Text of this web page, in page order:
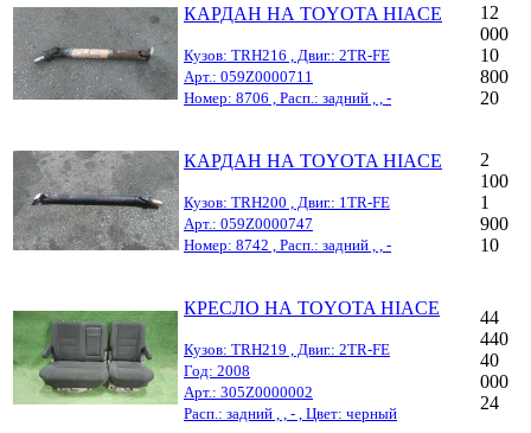
КАРДАН НА TOYOTA HIACE
Кузов: TRH216 , Двиг.: 2TR-FE
Арт.: 059Z0000711
Номер: 8706 , Расп.: задний , , -
12
000
10
800
20
КАРДАН НА TOYOTA HIACE
Кузов: TRH200 , Двиг.: 1TR-FE
Арт.: 059Z0000747
Номер: 8742 , Расп.: задний , , -
2
100
1
900
10
КРЕСЛО НА TOYOTA HIACE
Кузов: TRH219 , Двиг.: 2TR-FE
Год: 2008
Арт.: 305Z0000002
Расп.: задний , , - , Цвет: черный
44
440
40
000
24